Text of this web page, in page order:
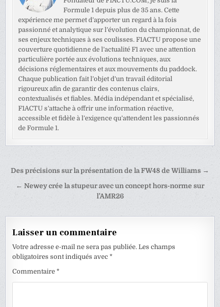
Formule 1 depuis plus de 35 ans. Cette
expérience me permet d’apporter un regard à la fois
passionné et analytique sur l’évolution du championnat, de
ses enjeux techniques à ses coulisses. F1ACTU propose une
couverture quotidienne de l’actualité F1 avec une attention
particulière portée aux évolutions techniques, aux
décisions réglementaires et aux mouvements du paddock.
Chaque publication fait l’objet d’un travail éditorial
rigoureux afin de garantir des contenus clairs,
contextualisés et fiables. Média indépendant et spécialisé,
F1ACTU s’attache à offrir une information réactive,
accessible et fidèle à l’exigence qu’attendent les passionnés
de Formule 1.
Navigation
de
Des précisions sur la présentation de la FW48 de Williams →
← Newey crée la stupeur avec un concept hors-norme sur
l’AMR26
Laisser un commentaire
Votre adresse e-mail ne sera pas publiée. Les champs
obligatoires sont indiqués avec*
Commentaire*